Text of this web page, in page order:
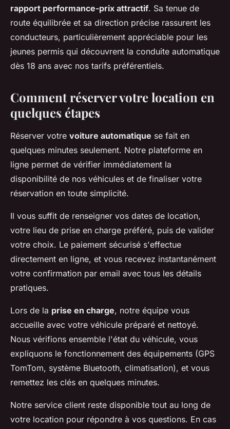
rapport performance-prix attractif. Sa tenue de
route équilibrée et sa direction précise rassurent les
conducteurs, particulièrement appréciable pour les
jeunes permis qui découvrent la conduite automatique
dès 18 ans avec nos tarifs préférentiels.
Comment réserver votre location en
quelques étapes
Réserver votre voiture automatique se fait en
quelques minutes seulement. Notre plateforme en
ligne permet de vérifier immédiatement la
disponibilité de nos véhicules et de finaliser votre
réservation en toute simplicité.
Il vous suffit de renseigner vos dates de location,
votre lieu de prise en charge préféré, puis de valider
votre choix. Le paiement sécurisé s'effectue
directement en ligne, et vous recevez instantanément
votre confirmation par email avec tous les détails
pratiques.
Lors de la prise en charge, notre équipe vous
accueille avec votre véhicule préparé et nettoyé.
Nous vérifions ensemble l'état du véhicule, vous
expliquons le fonctionnement des équipements (GPS
TomTom, système Bluetooth, climatisation), et vous
remettez les clés en quelques minutes.
Notre service client reste disponible tout au long de
votre location pour répondre à vos questions. En cas